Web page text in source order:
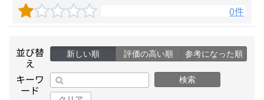
0件
並び替
え
新しい順 評価の高い順 参考になった順
キーワ
ード
検索